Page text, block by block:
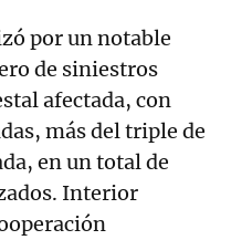
por un notable
de siniestros
afectada, con
más del triple de
en un total de
Interior